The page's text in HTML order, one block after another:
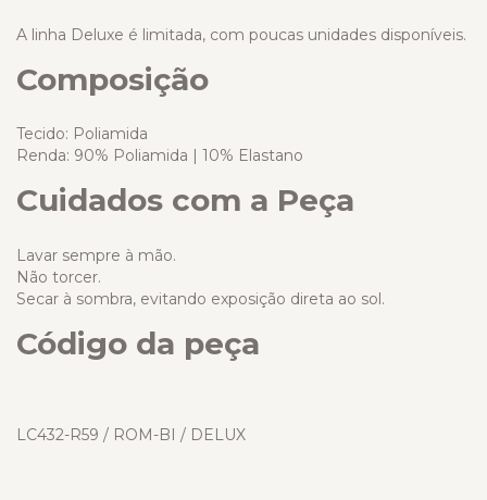
A linha Deluxe é limitada, com poucas unidades disponíveis.
Composição
Tecido: Poliamida
Renda: 90% Poliamida | 10% Elastano
Cuidados com a Peça
Lavar sempre à mão.
Não torcer.
Secar à sombra, evitando exposição direta ao sol.
Código da peça
LC432-R59 / ROM-BI / DELUX